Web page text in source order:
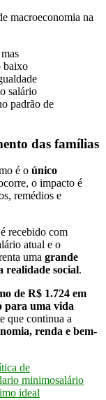
macroeconomia na
baixo
salário
padrão de
das famílias
é o único
o impacto é
remédios e
recebido com
atual e o
uma grande
realidade social.
de R$ 1.724 em
para uma vida
que continua a
renda e bem-
de
minimosalário
ideal